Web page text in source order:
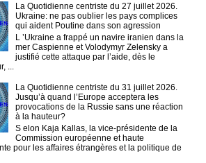
La Quotidienne centriste du 27 juillet 2026.
Ukraine: ne pas oublier les pays complices
qui aident Poutine dans son agression
L ’Ukraine a frappé un navire iranien dans la
mer Caspienne et Volodymyr Zelensky a
justifié cette attaque par l’aide, dès le
...
La Quotidienne centriste du 31 juillet 2026.
Jusqu’à quand l’Europe acceptera les
provocations de la Russie sans une réaction
à la hauteur?
S elon Kaja Kallas, la vice-présidente de la
Commission européenne et haute
pour les affaires étrangères et la politique de